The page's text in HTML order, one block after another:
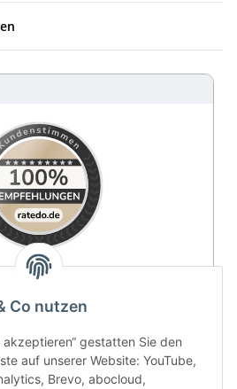
4.9 / 5
GUT
Co nutzen
akzeptieren“ gestatten Sie den
auf unserer Website: YouTube,
Brevo, abocloud,